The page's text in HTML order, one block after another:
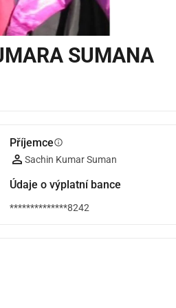
SUMANA
Příjemceinfo
Sachin Kumar Suman
Údaje o výplatní bance
**************8242